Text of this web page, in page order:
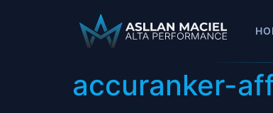
accuranker-